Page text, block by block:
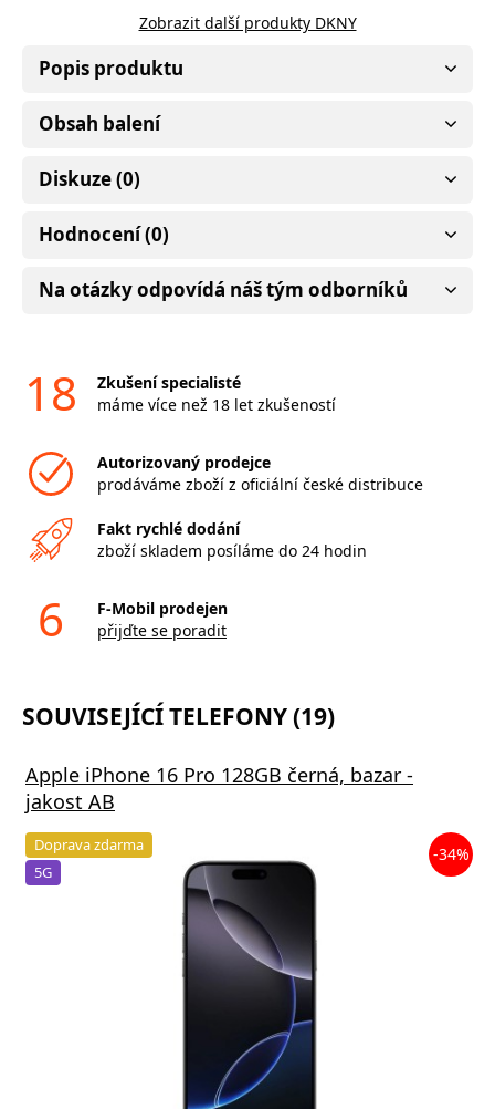
Zobrazit další produkty DKNY
Popis produktu
Obsah balení
Diskuze (0)
Hodnocení (0)
Na otázky odpovídá náš tým odborníků
18
Zkušení specialisté
máme více než 18 let zkušeností
Autorizovaný prodejce
prodáváme zboží z oficiální české distribuce
Fakt rychlé dodání
zboží skladem posíláme do 24 hodin
6
F-Mobil prodejen
přijďte se poradit
SOUVISEJÍCÍ TELEFONY (19)
Apple iPhone 16 Pro 128GB černá, bazar -
jakost AB
Doprava zdarma
5G
-34%